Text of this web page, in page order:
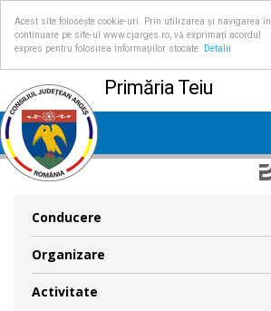
Acest site folosește cookie-uri. Prin utilizarea și navigarea în
continuare pe site-ul www.cjarges.ro, vă exprimați acordul
expres pentru folosirea informațiilor stocate.
Detalii
Primăria Teiu
Conducere
Organizare
Activitate